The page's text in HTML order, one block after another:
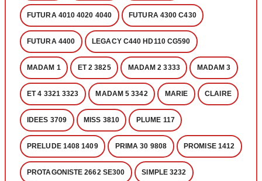
FUTURA 4010 4020 4040 FUTURA 4300 C430
FUTURA 4400 LEGACY C440 HD110 CG590
MADAM 1 ET 2 3825 MADAM 2 3333 MADAM 3
ET 4 3321 3323 MADAM 5 3342 MARIE CLAIRE
IDEES 3709 MISS 3810 PLUME 117
PRELUDE 1408 1409 PRIMA 30 9808 PROMISE 1412
PROTAGONISTE 2662 SE300 SIMPLE 3232